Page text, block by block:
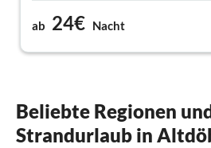
ab 24€ Nacht
Beliebte Regionen
Strandurlaub in